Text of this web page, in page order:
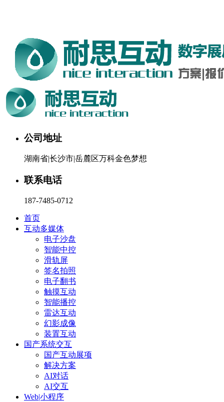
公司地址
湖南省|长沙市|岳麓区万科金色梦想
联系电话
187-7485-0712
首页
互动多媒体
电子沙盘
智能中控
滑轨屏
签名拍照
电子翻书
触摸互动
智能播控
雷达互动
幻影成像
装置互动
国产系统交互
国产互动展项
解决方案
AI对话
AI交互
Web|小程序